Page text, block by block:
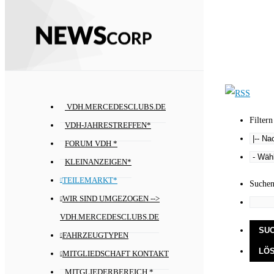
VDH.MERCEDESCLUBS.DE
VDH-JAHRESTREFFEN*
FORUM VDH *
KLEINANZEIGEN*
TEILEMARKT*
WIR SIND UMGEZOGEN -->
VDH.MERCEDESCLUBS.DE
FAHRZEUGTYPEN
MITGLIEDSCHAFT KONTAKT
MITGLIEDERBEREICH *
Filtern
Suchen